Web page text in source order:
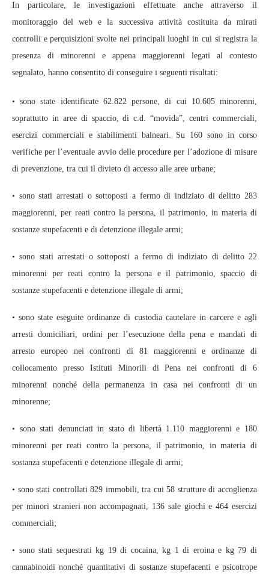
In particolare, le investigazioni effettuate anche attraverso il
monitoraggio del web e la successiva attività costituita da mirati
controlli e perquisizioni svolte nei principali luoghi in cui si registra la
presenza di minorenni e appena maggiorenni legati al contesto
segnalato, hanno consentito di conseguire i seguenti risultati:
• sono state identificate 62.822 persone, di cui 10.605 minorenni,
soprattutto in aree di spaccio, di c.d. “movida”, centri commerciali,
esercizi commerciali e stabilimenti balneari. Su 160 sono in corso
verifiche per l’eventuale avvio delle procedure per l’adozione di misure
di prevenzione, tra cui il divieto di accesso alle aree urbane;
• sono stati arrestati o sottoposti a fermo di indiziato di delitto 283
maggiorenni, per reati contro la persona, il patrimonio, in materia di
sostanze stupefacenti e di detenzione illegale armi;
• sono stati arrestati o sottoposti a fermo di indiziato di delitto 22
minorenni per reati contro la persona e il patrimonio, spaccio di
sostanze stupefacenti e detenzione illegale di armi;
• sono state eseguite ordinanze di custodia cautelare in carcere e agli
arresti domiciliari, ordini per l’esecuzione della pena e mandati di
arresto europeo nei confronti di 81 maggiorenni e ordinanze di
collocamento presso Istituti Minorili di Pena nei confronti di 6
minorenni nonché della permanenza in casa nei confronti di un
minorenne;
• sono stati denunciati in stato di libertà 1.110 maggiorenni e 180
minorenni per reati contro la persona, il patrimonio, in materia di
sostanza stupefacenti e detenzione illegale di armi;
• sono stati controllati 829 immobili, tra cui 58 strutture di accoglienza
per minori stranieri non accompagnati, 136 sale giochi e 464 esercizi
commerciali;
• sono stati sequestrati kg 19 di cocaina, kg 1 di eroina e kg 79 di
cannabinoidi nonché quantitativi di sostanze stupefacenti e psicotrope